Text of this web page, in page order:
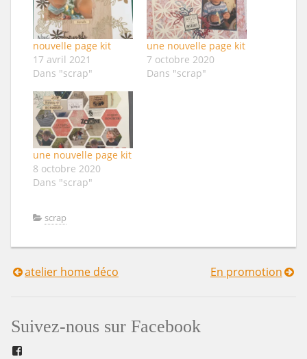
nouvelle page kit
17 avril 2021
Dans "scrap"
une nouvelle page kit
7 octobre 2020
Dans "scrap"
une nouvelle page kit
8 octobre 2020
Dans "scrap"
scrap
Navigation
l’article
atelier home déco En promotion
Suivez-nous sur Facebook